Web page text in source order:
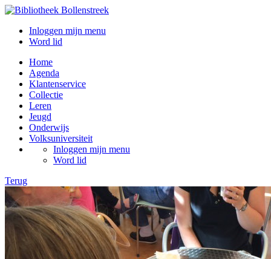
Inloggen mijn menu
Word lid
Home
Agenda
Klantenservice
Collectie
Leren
Jeugd
Onderwijs
Volksuniversiteit
Inloggen mijn menu
Word lid
Terug